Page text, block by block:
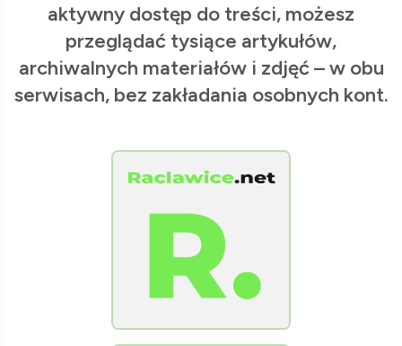
aktywny dostęp do treści, możesz
przeglądać tysiące artykułów,
archiwalnych materiałów i zdjęć – w obu
serwisach, bez zakładania osobnych kont.